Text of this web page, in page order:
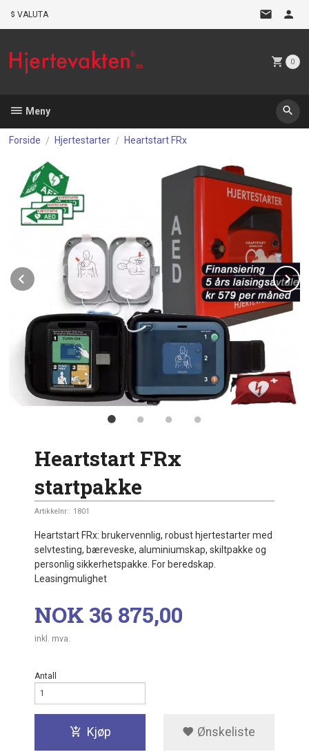
VALUTA
0
Meny
Forside Hjertestarter Heartstart FRx
Prev
Heartstart FRx
startpakke
Artikkelnr.: 1801
Heartstart FRx: brukervennlig, robust hjertestarter med
selvtesting, bæreveske, aluminiumskap, skiltpakke og
personlig sikkerhetspakke. For beredskap.
Leasingmulighet
Pris
NOK 36 875,00
inkl. mva.
Antall
Kjøp Ønskeliste